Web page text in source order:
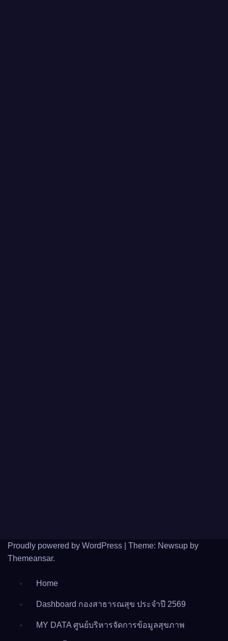
Proudly powered by WordPress
Theme: Newsup by
Themeansar.
Home
Dashboard กองสาธารณสุข ประจำปี 2569
MY DATA ศูนย์บริหารจัดการข้อมูลสุขภาพ